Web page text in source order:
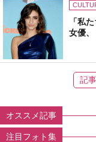
「私
女優
記
オススメ記事
注目フォト集